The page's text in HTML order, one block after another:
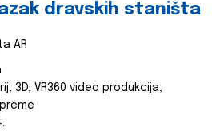
dravskih staništa
AR
3D, VR360 video produkcija,